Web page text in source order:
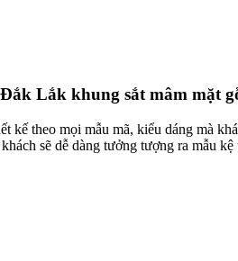
Lắk khung sắt mâm mặt
kế theo mọi mẫu mã, kiểu dáng mà
sẽ dễ dàng tưởng tượng ra mẫu